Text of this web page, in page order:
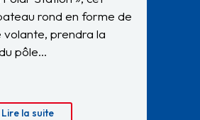
rond en forme de
volante, prendra la
pôle…
Lire la suite